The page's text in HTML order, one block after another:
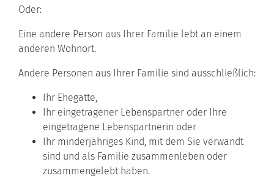
Oder:
Eine andere Person aus Ihrer Familie lebt an einem
anderen Wohnort.
Andere Personen aus Ihrer Familie sind ausschließlich:
Ihr Ehegatte,
Ihr eingetragener Lebenspartner oder Ihre
eingetragene Lebenspartnerin oder
Ihr minderjähriges Kind, mit dem Sie verwandt
sind und als Familie zusammenleben oder
zusammengelebt haben.